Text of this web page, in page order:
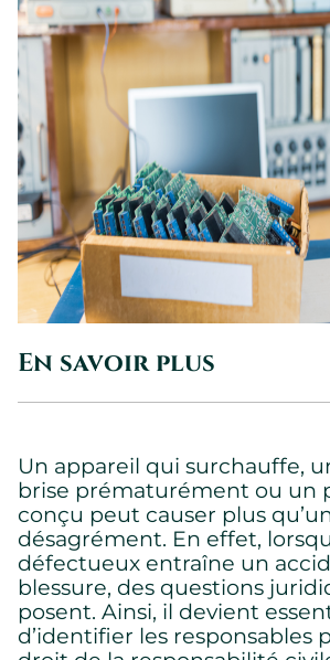
En savoir plus
Un appareil qui surchauffe,
brise prématurément ou un
conçu peut causer plus
désagrément. En effet,
défectueux entraîne un
blessure, des questions
posent. Ainsi, il devient
d’identifier les responsables